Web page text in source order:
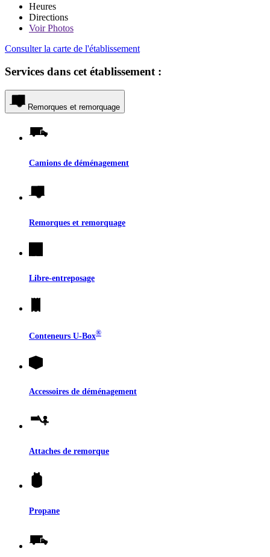
Heures
Directions
VoirPhotos
Consulter la carte de l'établissement
Services dans cet établissement :
Remorques et remorquage
Camions de déménagement
Remorques et remorquage
Libre-entreposage
Conteneurs U-Box®
Accessoires de déménagement
Attaches de remorque
Propane